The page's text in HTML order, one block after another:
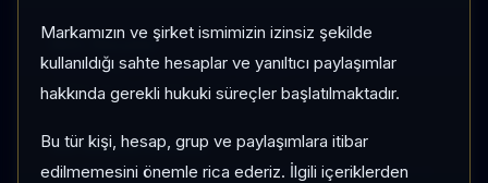
Markamızın ve şirket ismimizin izinsiz şekilde
kullanıldığı sahte hesaplar ve yanıltıcı paylaşımlar
hakkında gerekli hukuki süreçler başlatılmaktadır.
Bu tür kişi, hesap, grup ve paylaşımlara itibar
edilmemesini önemle rica ederiz. İlgili içeriklerden
Nötr Hisseler
Geçiş bölgesindeki hisseleri izleyerek olası yön
değişimlerini volatilite ve RSI ile takip edin.
Sat Sinyalli Hisseler
Negatif teknik sinyal üreten hisseleri düşüş riski, volatilite ve